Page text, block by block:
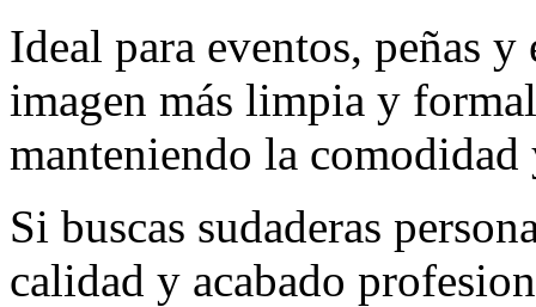
Ideal para eventos, peñas
imagen más limpia y
manteniendo la
Si buscas sudaderas
calidad y acabado